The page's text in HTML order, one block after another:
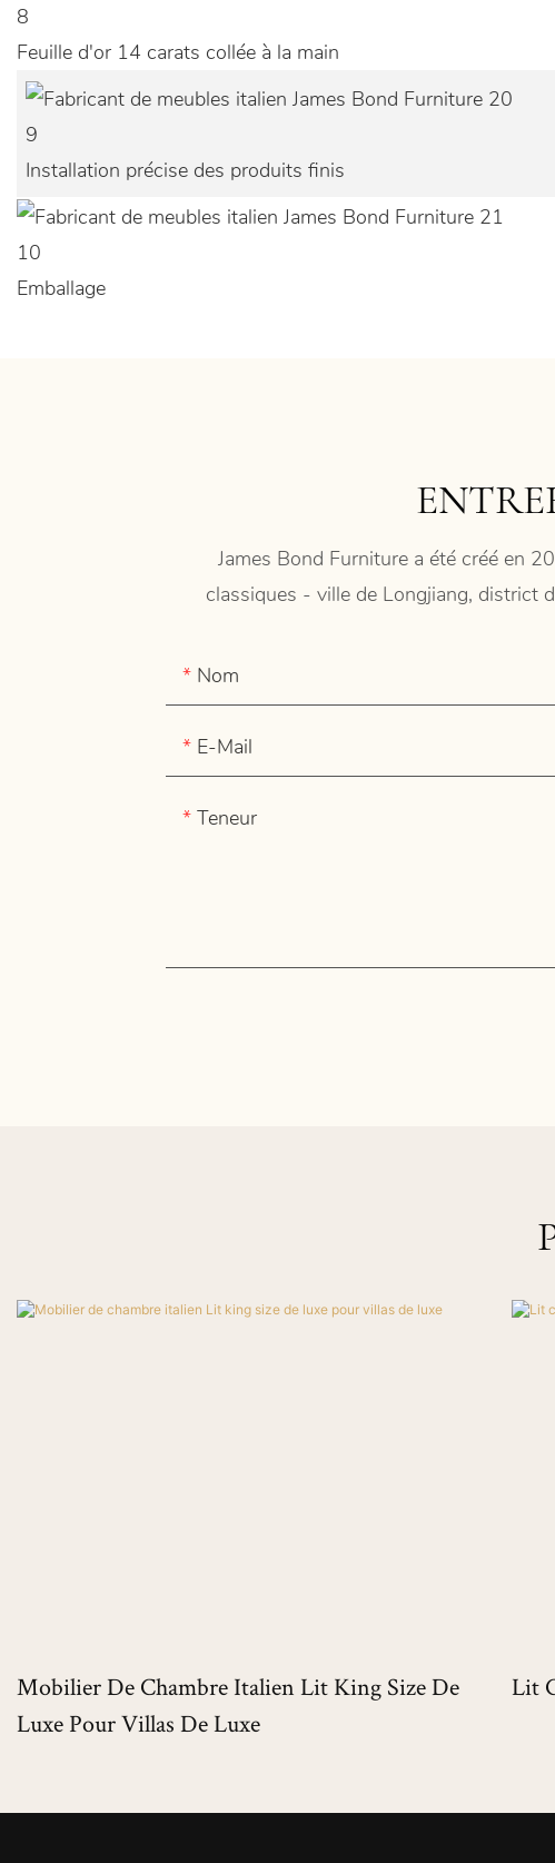
8
Feuille d'or 14 carats collée à la main
9
Installation précise des produits finis
10
Emballage
James Bond Furniture a été créé en
classiques - ville de Longjiang, district
Nom
E-Mail
Teneur
Mobilier De Chambre Italien Lit King Size De
Luxe Pour Villas De Luxe
Lit